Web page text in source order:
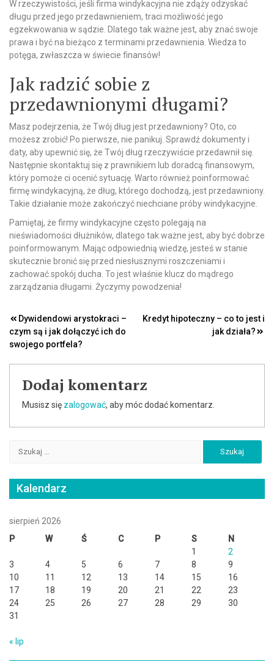
W rzeczywistości, jeśli firma windykacyjna nie zdąży odzyskać
długu przed jego przedawnieniem, traci możliwość jego
egzekwowania w sądzie. Dlatego tak ważne jest, aby znać swoje
prawa i być na bieżąco z terminami przedawnienia. Wiedza to
potęga, zwłaszcza w świecie finansów!
Jak radzić sobie z
przedawnionymi długami?
Masz podejrzenia, że Twój dług jest przedawniony? Oto, co
możesz zrobić! Po pierwsze, nie panikuj. Sprawdź dokumenty i
daty, aby upewnić się, że Twój dług rzeczywiście przedawnił się.
Następnie skontaktuj się z prawnikiem lub doradcą finansowym,
który pomoże ci ocenić sytuację. Warto również poinformować
firmę windykacyjną, że dług, którego dochodzą, jest przedawniony.
Takie działanie może zakończyć niechciane próby windykacyjne.
Pamiętaj, że firmy windykacyjne często polegają na
nieświadomości dłużników, dlatego tak ważne jest, aby być dobrze
poinformowanym. Mając odpowiednią wiedzę, jesteś w stanie
skutecznie bronić się przed niesłusznymi roszczeniami i
zachować spokój ducha. To jest właśnie klucz do mądrego
zarządzania długami. Życzymy powodzenia!
Nawigacja
wpisu
Dywidendowi arystokraci –
czym są i jak dołączyć ich do
swojego portfela?
Kredyt hipoteczny – co to jest i
jak działa?
Dodaj komentarz
Musisz się zalogować, aby móc dodać komentarz.
Kalendarz
sierpień 2026
P
W Ś C P S
N
1
2
3
4 5 6 7 8
9
10
11 12 13 14 15
16
17
18 19 20 21 22
23
24
25 26 27 28 29
30
31
« lip